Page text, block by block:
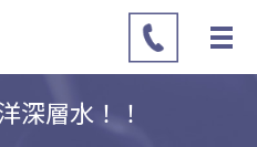
深層水！！